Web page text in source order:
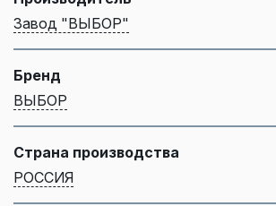
Завод "ВЫБОР"
Бренд
ВЫБОР
Страна производства
РОССИЯ